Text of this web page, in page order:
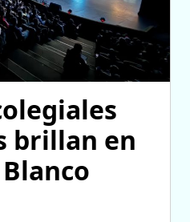
brillan en